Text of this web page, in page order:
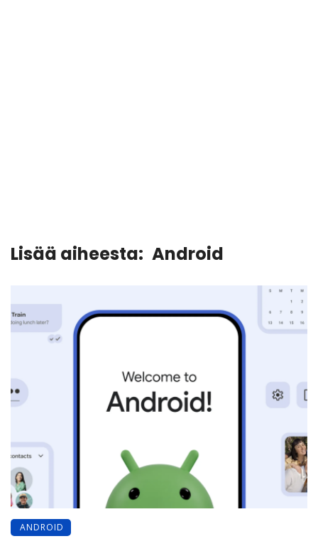
Lisää aiheesta: Android
ANDROID